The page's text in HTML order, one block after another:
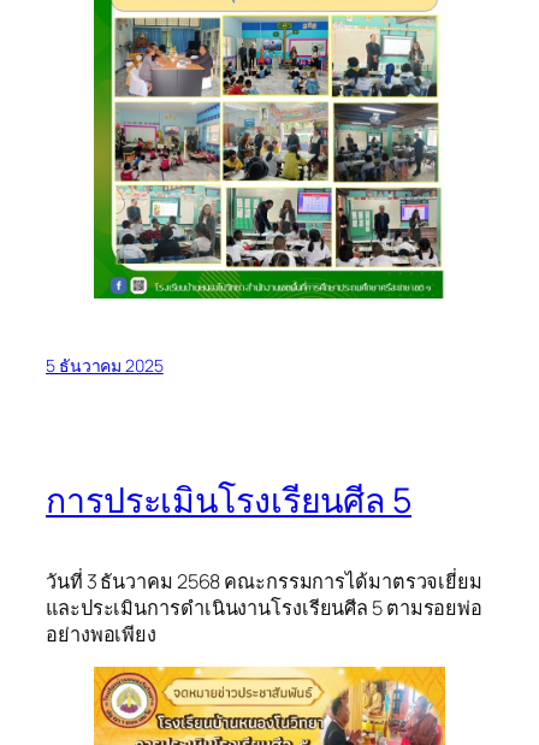
5 ธันวาคม 2025
การประเมินโรงเรียนศีล 5
วันที่ 3 ธันวาคม 2568 คณะกรรมการได้มาตรวจเยี่ยม
และประเมินการดำเนินงานโรงเรียนศีล 5 ตามรอยพ่อ
อย่างพอเพียง